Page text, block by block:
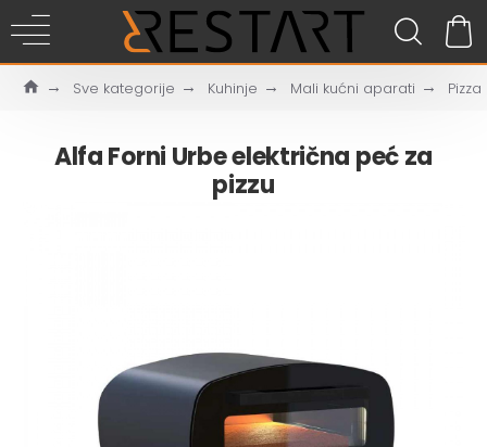
Sve kategorije Kuhinje Mali kućni aparati
Alfa Forni Urbe električna peć za
pizzu